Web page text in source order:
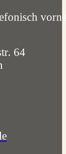
64